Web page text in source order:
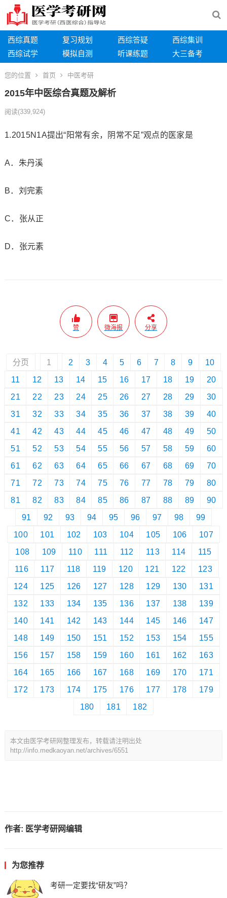
西综真题 复习规划 西综答疑
西综集训
西综试学
模拟自测 听课练题 大三备考
您的位置 首页 中医考研
2015年中医综合真题及解析
阅读(339,924)
1.2015N1A提出“阳常有余，阴常不足”观点的医家是
A．朱丹溪
B．刘完素
C．张从正
D．张元素
赞 微海报 分享
分页 1 2 3 4 5 6 7 8 9
10
11
12 13 14 15 16 17 18 19
20
21
22 23 24 25 26 27 28 29
30
31
32 33 34 35 36 37 38 39
40
41
42 43 44 45 46 47 48 49
50
51
52 53 54 55 56 57 58 59
60
61
62 63 64 65 66 67 68 69
70
71
72 73 74 75 76 77 78 79
80
81
82 83 84 85 86 87 88 89
90
91
92 93 94 95 96 97 98
99
100
101 102 103 104 105 106
107
108
109 110 111 112 113 114
115
116
117 118 119 120 121 122
123
124
125 126 127 128 129 130
131
132
133 134 135 136 137 138
139
140
141 142 143 144 145 146
147
148
149 150 151 152 153 154
155
156
157 158 159 160 161 162
163
164
165 166 167 168 169 170
171
172
173 174 175 176 177 178
179
180
181 182
本文由医学考研网整理发布，转载请注明出处
http://info.medkaoyan.net/archives/6551
作者: 医学考研网编辑
为您推荐
考研一定要找“研友”吗？